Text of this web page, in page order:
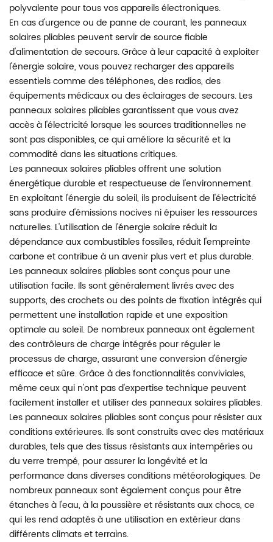
polyvalente pour tous vos appareils électroniques.
En cas d'urgence ou de panne de courant, les panneaux
solaires pliables peuvent servir de source fiable
d'alimentation de secours. Grâce à leur capacité à exploiter
l'énergie solaire, vous pouvez recharger des appareils
essentiels comme des téléphones, des radios, des
équipements médicaux ou des éclairages de secours. Les
panneaux solaires pliables garantissent que vous avez
accès à l'électricité lorsque les sources traditionnelles ne
sont pas disponibles, ce qui améliore la sécurité et la
commodité dans les situations critiques.
Les panneaux solaires pliables offrent une solution
énergétique durable et respectueuse de l'environnement.
En exploitant l'énergie du soleil, ils produisent de l'électricité
sans produire d'émissions nocives ni épuiser les ressources
naturelles. L'utilisation de l'énergie solaire réduit la
dépendance aux combustibles fossiles, réduit l'empreinte
carbone et contribue à un avenir plus vert et plus durable.
Les panneaux solaires pliables sont conçus pour une
utilisation facile. Ils sont généralement livrés avec des
supports, des crochets ou des points de fixation intégrés qui
permettent une installation rapide et une exposition
optimale au soleil. De nombreux panneaux ont également
des contrôleurs de charge intégrés pour réguler le
processus de charge, assurant une conversion d'énergie
efficace et sûre. Grâce à des fonctionnalités conviviales,
même ceux qui n'ont pas d'expertise technique peuvent
facilement installer et utiliser des panneaux solaires pliables.
Les panneaux solaires pliables sont conçus pour résister aux
conditions extérieures. Ils sont construits avec des matériaux
durables, tels que des tissus résistants aux intempéries ou
du verre trempé, pour assurer la longévité et la
performance dans diverses conditions météorologiques. De
nombreux panneaux sont également conçus pour être
étanches à l'eau, à la poussière et résistants aux chocs, ce
qui les rend adaptés à une utilisation en extérieur dans
différents climats et terrains.